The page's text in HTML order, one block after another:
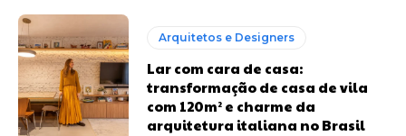
Arquitetos e Designers
Lar com cara de casa:
transformação de casa de vila
com 120m² e charme da
arquitetura italiana no Brasil